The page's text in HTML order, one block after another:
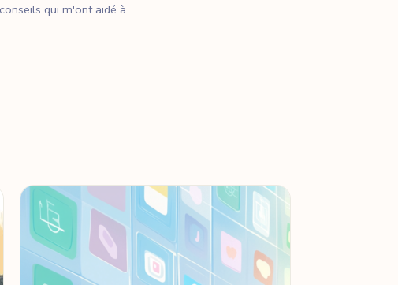
qui m'ont aidé à